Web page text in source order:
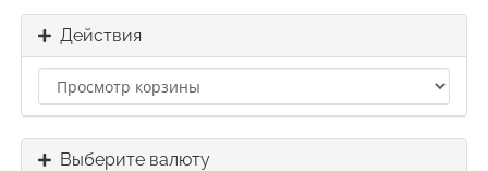
Действия
Выберите валюту